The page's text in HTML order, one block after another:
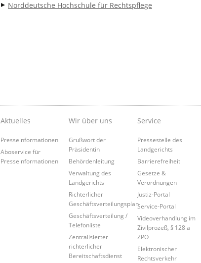
Norddeutsche Hochschule für Rechtspflege
Aktuelles
Presseinformationen
Aboservice für
Presseinformationen
Wir über uns
Grußwort der
Präsidentin
Behördenleitung
Verwaltung des
Landgerichts
Richterlicher
Geschäftsverteilungsplan
Geschäftsverteilung /
Telefonliste
Zentralisierter
richterlicher
Bereitschaftsdienst
Service
Pressestelle des
Landgerichts
Barrierefreiheit
Gesetze &
Verordnungen
Justiz-Portal
Service-Portal
Videoverhandlung im
Zivilprozeß, § 128 a
ZPO
Elektronischer
Rechtsverkehr